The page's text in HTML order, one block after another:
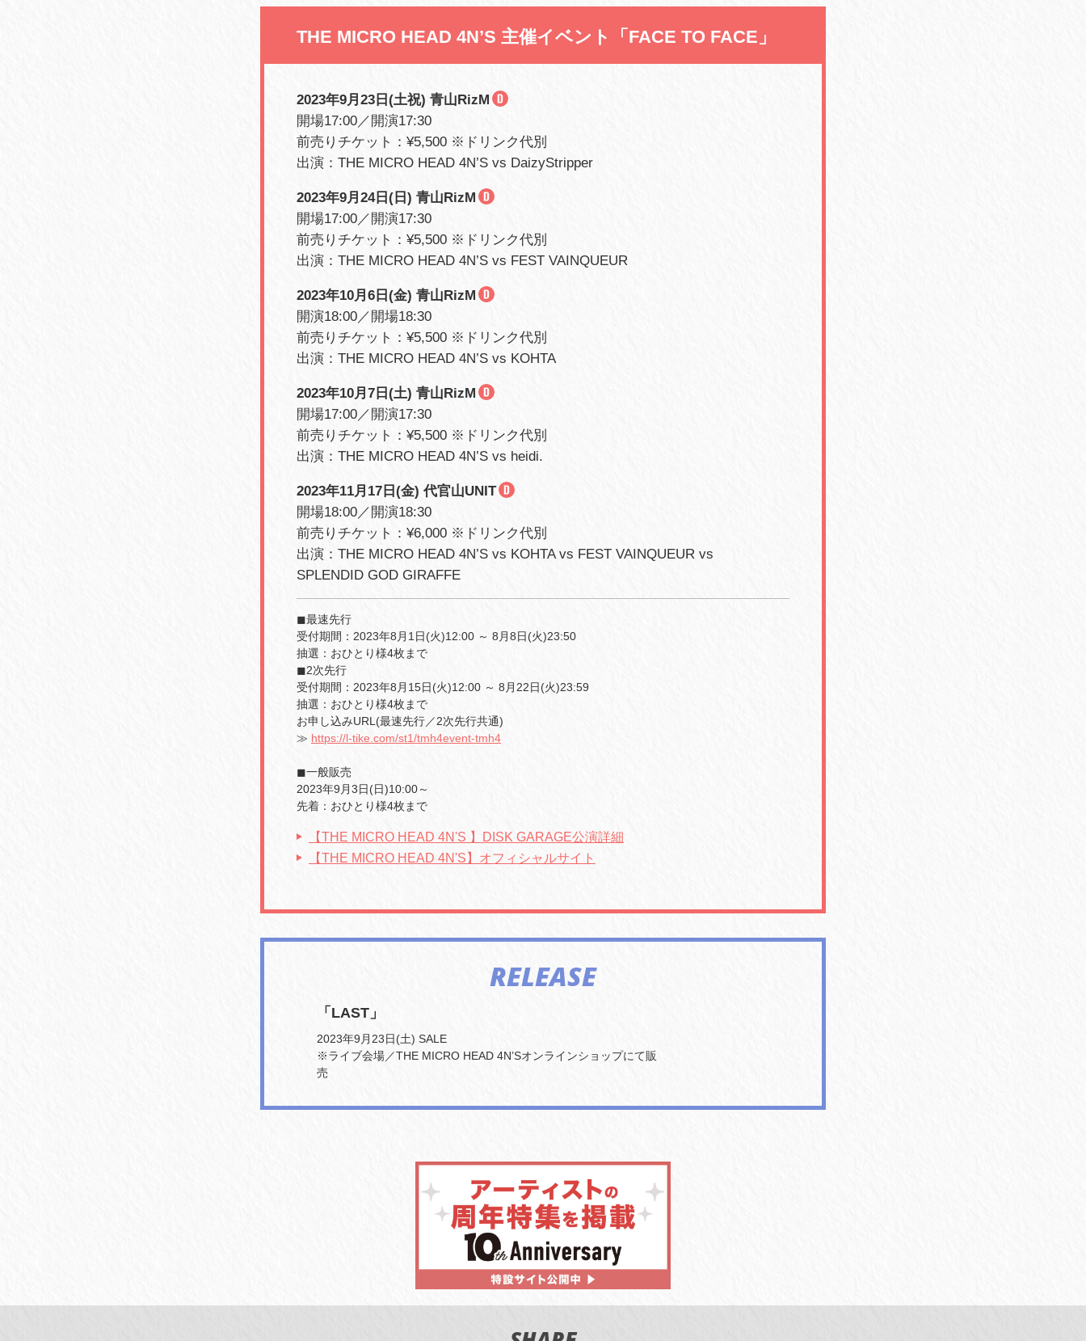
THE MICRO HEAD 4N’S 主催イベント「FACE TO FACE」
2023年9月23日(土祝) 青山RizM
開場17:00／開演17:30
前売りチケット：¥5,500 ※ドリンク代別
出演：THE MICRO HEAD 4N’S vs DaizyStripper
2023年9月24日(日) 青山RizM
開場17:00／開演17:30
前売りチケット：¥5,500 ※ドリンク代別
出演：THE MICRO HEAD 4N’S vs FEST VAINQUEUR
2023年10月6日(金) 青山RizM
開演18:00／開場18:30
前売りチケット：¥5,500 ※ドリンク代別
出演：THE MICRO HEAD 4N’S vs KOHTA
2023年10月7日(土) 青山RizM
開場17:00／開演17:30
前売りチケット：¥5,500 ※ドリンク代別
出演：THE MICRO HEAD 4N’S vs heidi.
2023年11月17日(金) 代官山UNIT
開場18:00／開演18:30
前売りチケット：¥6,000 ※ドリンク代別
出演：THE MICRO HEAD 4N’S vs KOHTA vs FEST VAINQUEUR vs
SPLENDID GOD GIRAFFE
◼︎最速先行
受付期間：2023年8月1日(火)12:00 ～ 8月8日(火)23:50
抽選：おひとり様4枚まで
◼︎2次先行
受付期間：2023年8月15日(火)12:00 ～ 8月22日(火)23:59
抽選：おひとり様4枚まで
お申し込みURL(最速先行／2次先行共通)
≫ https://l-tike.com/st1/tmh4event-tmh4
◼︎一般販売
2023年9月3日(日)10:00～
先着：おひとり様4枚まで
【THE MICRO HEAD 4N'S 】DISK GARAGE公演詳細
【THE MICRO HEAD 4N'S】オフィシャルサイト
RELEASE
「LAST」
2023年9月23日(土) SALE
※ライブ会場／THE MICRO HEAD 4N’Sオンラインショップにて販
売